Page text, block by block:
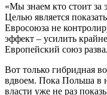
«Мы знаем кто стоит за
Целью является
Евросоюза не
эффект – усилить
Европейский союз
Вот только гибридная
вдвоем. Пока Польша в
власти уже не раз